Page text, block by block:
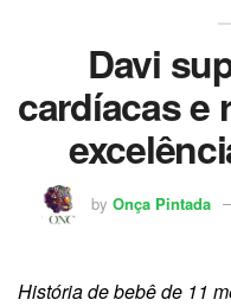
Davi
cardíacas e
by Onça Pintada
História de bebê de 11